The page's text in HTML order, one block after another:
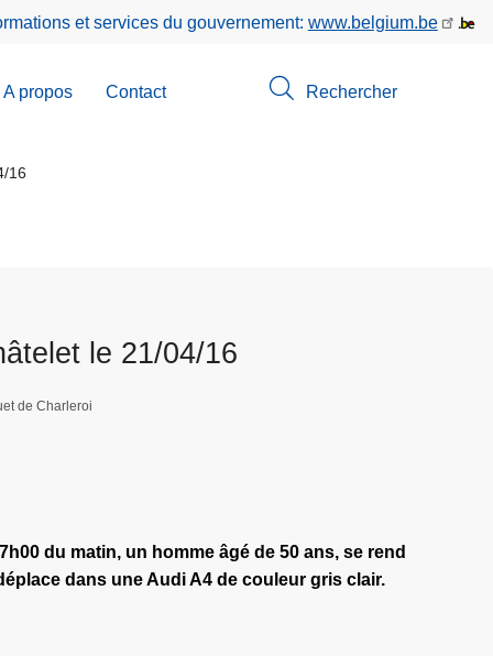
et services du gouvernement: www.belgium.be
A propos Contact Rechercher
16
le 21/04/16
de Charleroi
du matin, un homme âgé de 50 ans, se rend
dans une Audi A4 de couleur gris clair.